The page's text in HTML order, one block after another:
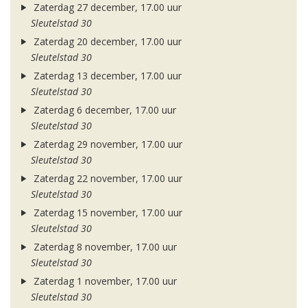
Zaterdag 27 december, 17.00 uur
Sleutelstad 30
Zaterdag 20 december, 17.00 uur
Sleutelstad 30
Zaterdag 13 december, 17.00 uur
Sleutelstad 30
Zaterdag 6 december, 17.00 uur
Sleutelstad 30
Zaterdag 29 november, 17.00 uur
Sleutelstad 30
Zaterdag 22 november, 17.00 uur
Sleutelstad 30
Zaterdag 15 november, 17.00 uur
Sleutelstad 30
Zaterdag 8 november, 17.00 uur
Sleutelstad 30
Zaterdag 1 november, 17.00 uur
Sleutelstad 30